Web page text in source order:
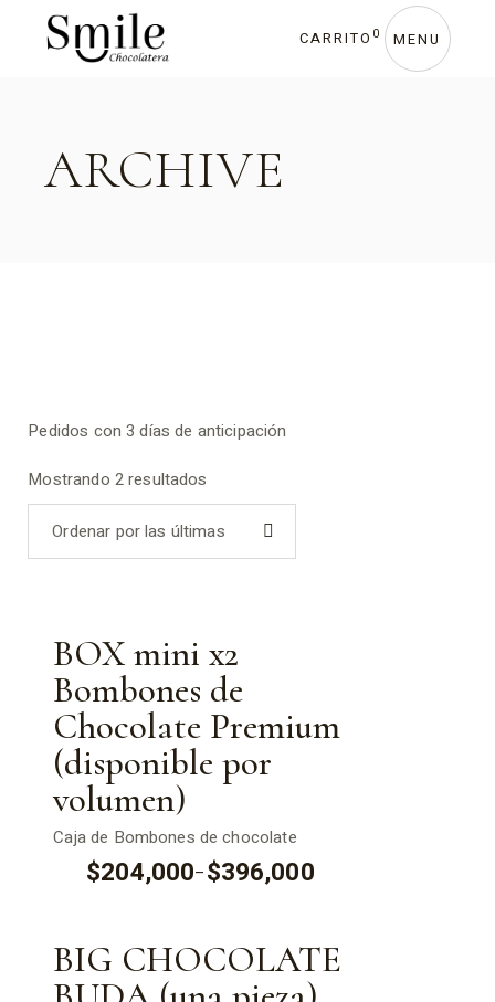
content
CARRITO 0 MENU
ARCHIVE
Pedidos con 3 días de anticipación
Mostrando 2 resultados
latest
Ordenar por las últimas
BOX mini x2
Bombones de
Chocolate Premium
(disponible por
volumen)
Caja de Bombones de chocolate
$204,000–$396,000
Price
$396,000
BIG CHOCOLATE